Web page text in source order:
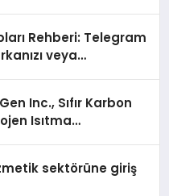
Rehberi: Telegram
veya
Inc., Sıfır Karbon
Isıtma
sektörüne giriş